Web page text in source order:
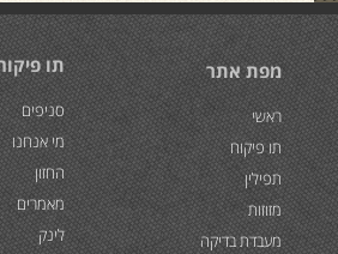
מפת אתר
ראשי
תו פיקוח
תפילין
מזוזות
מעבדת בדיקה
תו
סניפים
מי אנחנו
החזון
מאמרים
לינק